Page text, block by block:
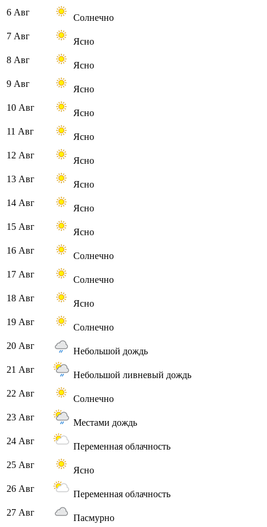
6 Авг
Солнечно
7 Авг
Ясно
8 Авг
Ясно
9 Авг
Ясно
10 Авг
Ясно
11 Авг
Ясно
12 Авг
Ясно
13 Авг
Ясно
14 Авг
Ясно
15 Авг
Ясно
16 Авг
Солнечно
17 Авг
Солнечно
18 Авг
Ясно
19 Авг
Солнечно
20 Авг
Небольшой дождь
21 Авг
Небольшой ливневый дождь
22 Авг
Солнечно
23 Авг
Местами дождь
24 Авг
Переменная облачность
25 Авг
Ясно
26 Авг
Переменная облачность
27 Авг
Пасмурно